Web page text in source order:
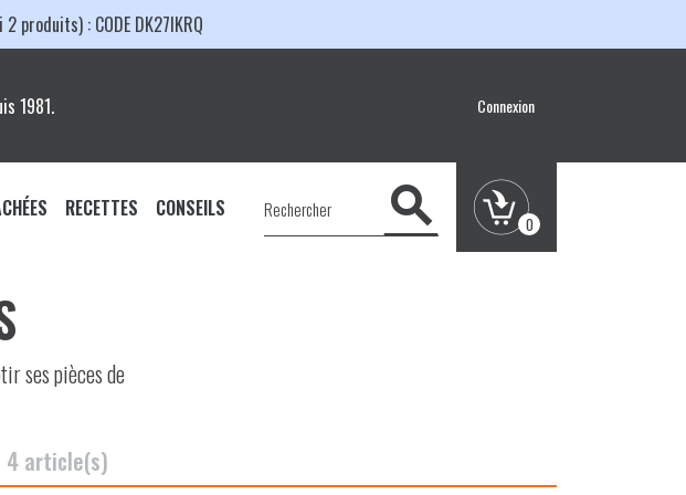
: CODE DK27IKRQ
1981. Connexion
et Roue
RECETTES CONSEILS  0
ses pièces de
4 article(s)